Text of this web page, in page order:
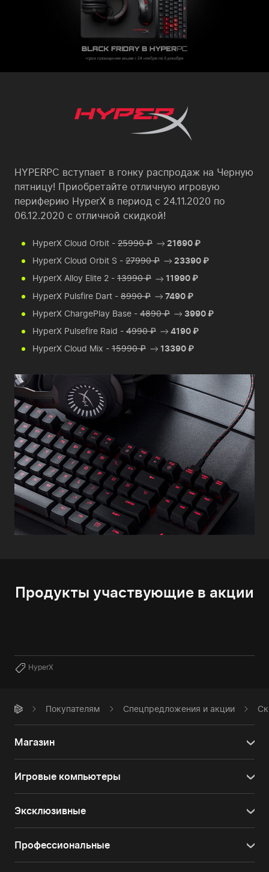
HYPERPC вступает в гонку распродаж на Черную
пятницу! Приобретайте отличную игровую
периферию HyperX в период с 24.11.2020 по
06.12.2020 с отличной скидкой!
HyperX Cloud Orbit - 25990 ₽
21690 ₽
HyperX Cloud Orbit S - 27990 ₽
23390 ₽
HyperX Alloy Elite 2 - 13990 ₽
11990 ₽
HyperX Pulsfire Dart - 8990 ₽
7490 ₽
HyperX ChargePlay Base - 4890 ₽
3990 ₽
HyperX Pulsefire Raid - 4990 ₽
4190 ₽
HyperX Cloud Mix - 15990 ₽ 13390 ₽
Продукты участвующие в акции
HyperX
Покупателям Спецпредложения и акции
Магазин
Игровые компьютеры
Эксклюзивные
Профессиональные